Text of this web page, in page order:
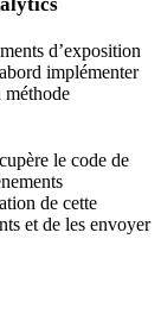
d’exposition
implémenter
méthode
le code de
de cette
et de les envoyer